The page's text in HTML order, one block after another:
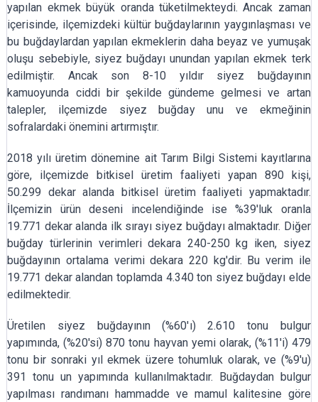
yapılan ekmek büyük oranda tüketilmekteydi. Ancak zaman
içerisinde, ilçemizdeki kültür buğdaylarının yaygınlaşması ve
bu buğdaylardan yapılan ekmeklerin daha beyaz ve yumuşak
oluşu sebebiyle, siyez buğdayı unundan yapılan ekmek terk
edilmiştir. Ancak son 8-10 yıldır siyez buğdayının
kamuoyunda ciddi bir şekilde gündeme gelmesi ve artan
talepler, ilçemizde siyez buğday unu ve ekmeğinin
sofralardaki önemini artırmıştır.
2018 yılı üretim dönemine ait Tarım Bilgi Sistemi kayıtlarına
göre, ilçemizde bitkisel üretim faaliyeti yapan 890 kişi,
50.299 dekar alanda bitkisel üretim faaliyeti yapmaktadır.
İlçemizin ürün deseni incelendiğinde ise %39'luk oranla
19.771 dekar alanda ilk sırayı siyez buğdayı almaktadır. Diğer
buğday türlerinin verimleri dekara 240-250 kg iken, siyez
buğdayının ortalama verimi dekara 220 kg'dir. Bu verim ile
19.771 dekar alandan toplamda 4.340 ton siyez buğdayı elde
edilmektedir.
Üretilen siyez buğdayının (%60'ı) 2.610 tonu bulgur
yapımında, (%20'si) 870 tonu hayvan yemi olarak, (%11'i) 479
tonu bir sonraki yıl ekmek üzere tohumluk olarak, ve (%9'u)
391 tonu un yapımında kullanılmaktadır. Buğdaydan bulgur
yapılması randımanı hammadde ve mamul kalitesine göre